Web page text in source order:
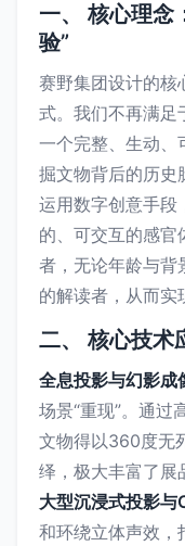
一、 核心理念
验”
赛野集团设计的核
式。我们不再满足
一个完整、生动、
掘文物背后的历史
运用数字创意手段
的、可交互的感官
者，无论年龄与背
的解读者，从而实
二、 核心技术
全息投影与幻影成
场景“重现”。通过
文物得以360度无
绎，极大丰富了展
大型沉浸式投影与
和环绕立体声效，